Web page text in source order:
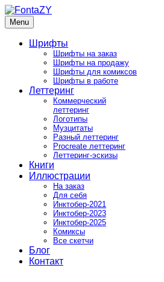
Skip
to
content
FontaZY
Fonts and pictures by Zakhar Yaschin
Menu
Шрифты
Шрифты на заказ
Шрифты на продажу
Шрифты для комиксов
Шрифты в работе
Леттеринг
Коммерческий
леттеринг
Логотипы
Музцитаты
Разный леттеринг
Procreate леттеринг
Леттеринг-эскизы
Книги
Иллюстрации
На заказ
Для себя
Инктобер-2021
Инктобер-2023
Инктобер-2025
Комиксы
Все скетчи
Блог
Контакт